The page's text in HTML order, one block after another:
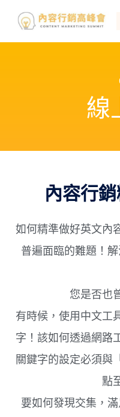
線
內容行
如何精準做好英文內
普遍面臨的難題！
您是否也
有時候，使用中文工
字！該如何透過網路
關鍵字的設定必須與
點
要如何發現交集，